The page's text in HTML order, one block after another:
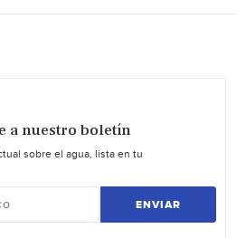
a nuestro boletín
sobre el agua, lista en tu
ENVIAR